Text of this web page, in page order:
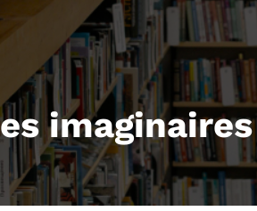
imaginaires